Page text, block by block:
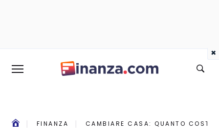
FINANZA CAMBIARE CASA: QUANTO COSTA
×